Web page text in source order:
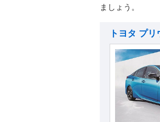
ましょう。
トヨタ プ